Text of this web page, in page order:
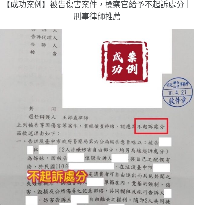
【成功案例】被告傷害案件，檢察官給予不起訴處分｜
刑事律師推薦